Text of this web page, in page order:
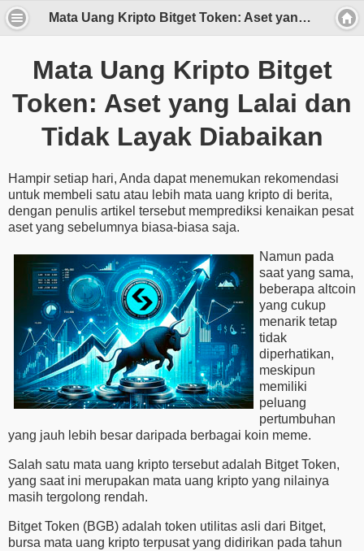
Mata Uang Kripto Bitget Token: Aset yang Lalai dan Tidak Layak Diabaikan
Mata Uang Kripto Bitget
Token: Aset yang Lalai dan
Tidak Layak Diabaikan
Hampir setiap hari, Anda dapat menemukan rekomendasi
untuk membeli satu atau lebih mata uang kripto di berita,
dengan penulis artikel tersebut memprediksi kenaikan pesat
aset yang sebelumnya biasa-biasa saja.
Namun pada
saat yang sama,
beberapa altcoin
yang cukup
menarik tetap
tidak
diperhatikan,
meskipun
memiliki
peluang
pertumbuhan
yang jauh lebih besar daripada berbagai koin meme.
Salah satu mata uang kripto tersebut adalah Bitget Token,
yang saat ini merupakan mata uang kripto yang nilainya
masih tergolong rendah.
Bitget Token (BGB) adalah token utilitas asli dari Bitget,
bursa mata uang kripto terpusat yang didirikan pada tahun